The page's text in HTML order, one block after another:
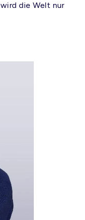
die Welt nur